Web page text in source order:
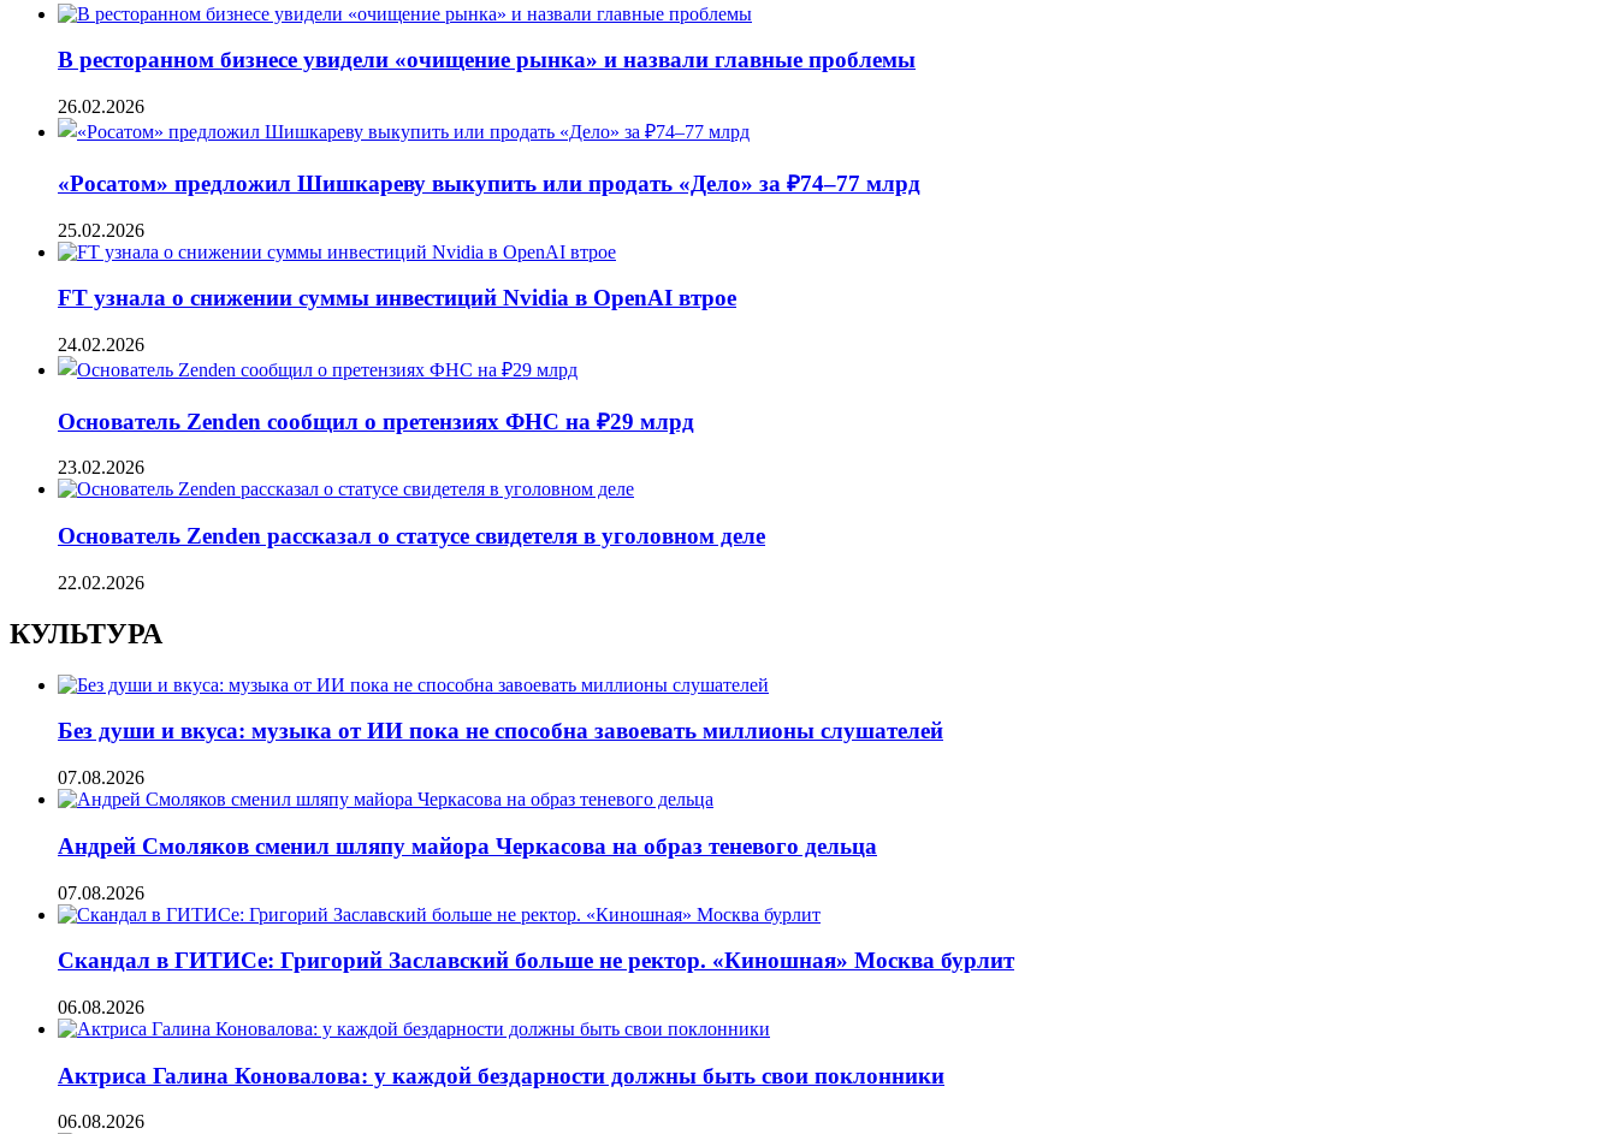
В ресторанном бизнесе увидели «очищение рынка» и назвали главные проблемы
26.02.2026
«Росатом» предложил Шишкареву выкупить или продать «Дело» за ₽74–77 млрд
25.02.2026
FT узнала о снижении суммы инвестиций Nvidia в OpenAI втрое
24.02.2026
Основатель Zenden сообщил о претензиях ФНС на ₽29 млрд
23.02.2026
Основатель Zenden рассказал о статусе свидетеля в уголовном деле
22.02.2026
КУЛЬТУРА
Без души и вкуса: музыка от ИИ пока не способна завоевать миллионы слушателей
07.08.2026
Андрей Смоляков сменил шляпу майора Черкасова на образ теневого дельца
07.08.2026
Скандал в ГИТИСе: Григорий Заславский больше не ректор. «Киношная» Москва бурлит
06.08.2026
Актриса Галина Коновалова: у каждой бездарности должны быть свои поклонники
06.08.2026